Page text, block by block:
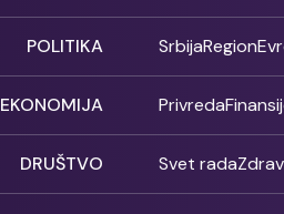
POLITIKA SrbijaRegion
EKONOMIJA Privreda
DRUŠTVO Svet rada